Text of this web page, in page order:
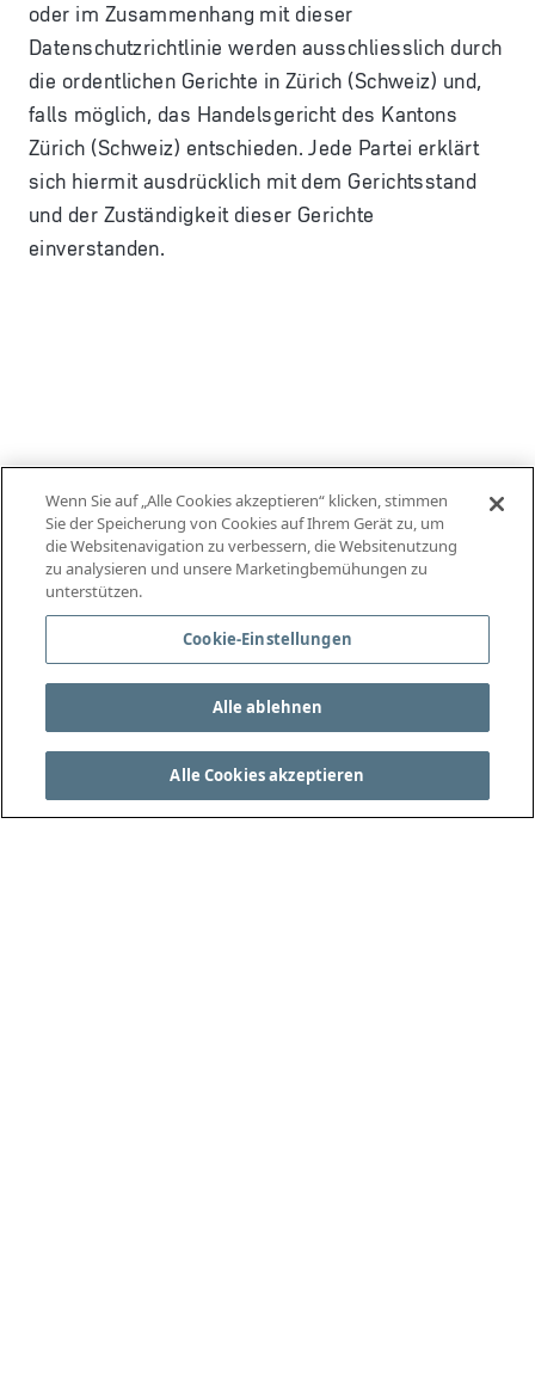
oder im Zusammenhang mit dieser
Datenschutzrichtlinie werden ausschliesslich durch
die ordentlichen Gerichte in Zürich (Schweiz) und,
falls möglich, das Handelsgericht des Kantons
Zürich (Schweiz) entschieden. Jede Partei erklärt
sich hiermit ausdrücklich mit dem Gerichtsstand
und der Zuständigkeit dieser Gerichte
einverstanden.
Wenn Sie auf „Alle Cookies akzeptieren“ klicken, stimmen
Sie der Speicherung von Cookies auf Ihrem Gerät zu, um
die Websitenavigation zu verbessern, die Websitenutzung
zu analysieren und unsere Marketingbemühungen zu
unterstützen.
Cookie-Einstellungen
Alle ablehnen
Alle Cookies akzeptieren